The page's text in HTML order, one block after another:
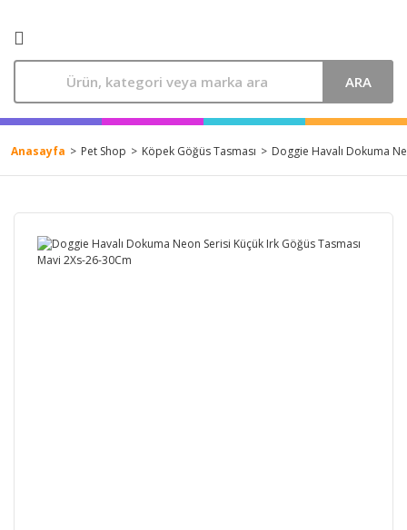
ARA
Anasayfa Pet Shop Köpek Göğüs Tasması Doggie Havalı Dokuma